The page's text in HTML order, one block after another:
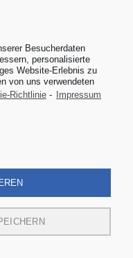
in diesem
speichern.
Besucherdaten
personalisierte
Website-Erlebnis zu
von uns verwendeten
Richtlinie- Impressum